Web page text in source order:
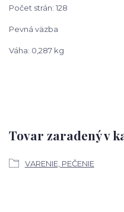
Počet strán: 128
Pevná väzba
Váha: 0,287 kg
Tovar zaradený v
VARENIE, PEČENIE